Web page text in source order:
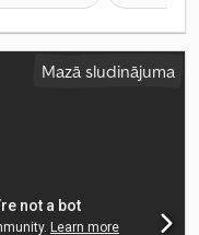
Mazā sludinājuma